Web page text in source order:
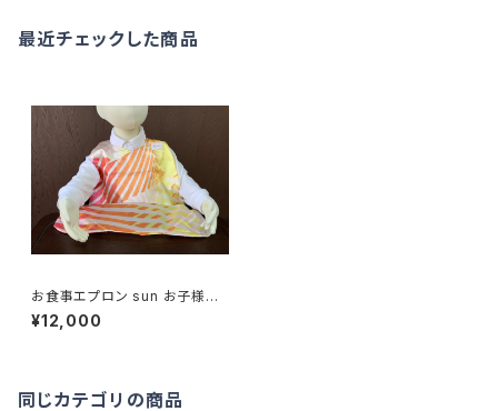
最近チェックした商品
お食事エプロン sun お子様
用
¥12,000
同じカテゴリの商品